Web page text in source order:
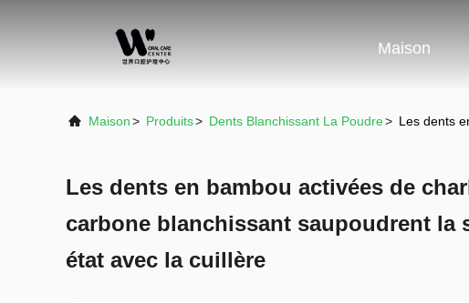
Maison
Maison> Produits> Dents Blanchissant La Poudre> Les dents
Les dents en bambou activées de
carbone blanchissant saupoudrent la
état avec la cuillère